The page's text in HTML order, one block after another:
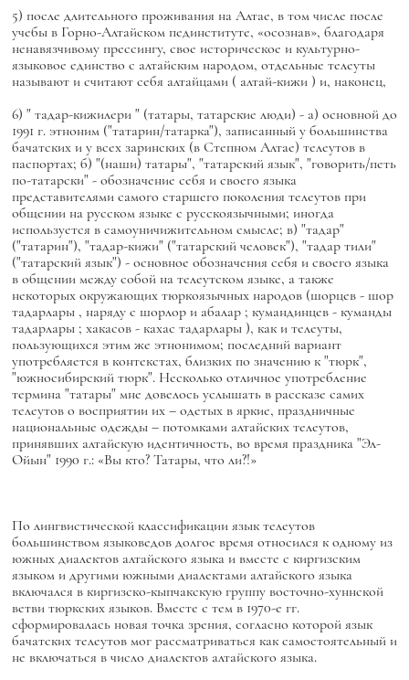
5) после длительного проживания на Алтае, в том числе после
учебы в Горно-Алтайском пединституте, «осознав», благодаря
ненавязчивому прессингу, свое историческое и культурно-
языковое единство с алтайским народом, отдельные телеуты
называют и считают себя алтайцами ( алтай-кижи ) и, наконец,
6) " тадар-кижилери " (татары, татарские люди) - а) основной до
1991 г. этноним ("татарин/татарка"), записанный у большинства
бачатских и у всех заринских (в Степном Алтае) телеутов в
паспортах; б) "(наши) татары", "татарский язык", "говорить/петь
по-татарски" - обозначение себя и своего языка
представителями самого старшего поколения телеутов при
общении на русском языке с русскоязычными; иногда
используется в самоуничижительном смысле; в) "тадар"
("татарин"), "тадар-кижи" ("татарский человек"), "тадар тили"
("татарский язык") - основное обозначения себя и своего языка
в общении между собой на телеутском языке, а также
некоторых окружающих тюркоязычных народов (шорцев - шор
тадарлары , наряду с шорлор и абалар ; кумандинцев - куманды
тадарлары ; хакасов - кахас тадарлары ), как и телеуты,
пользующихся этим же этнонимом; последний вариант
употребляется в контекстах, близких по значению к "тюрк",
"южносибирский тюрк". Несколько отличное употребление
термина "татары" мне довелось услышать в рассказе самих
телеутов о восприятии их – одетых в яркие, праздничные
национальные одежды – потомками алтайских телеутов,
принявших алтайскую идентичность, во время праздника "Эл-
Ойын" 1990 г.: «Вы кто? Татары, что ли?!»
По лингвистической классификации язык телеутов
большинством языковедов долгое время относился к одному из
южных диалектов алтайского языка и вместе с киргизским
языком и другими южными диалектами алтайского языка
включался в киргизско-кыпчакскую группу восточно-хуннской
ветви тюркских языков. Вместе с тем в 1970-е гг.
сформировалась новая точка зрения, согласно которой язык
бачатских телеутов мог рассматриваться как самостоятельный и
не включаться в число диалектов алтайского языка.